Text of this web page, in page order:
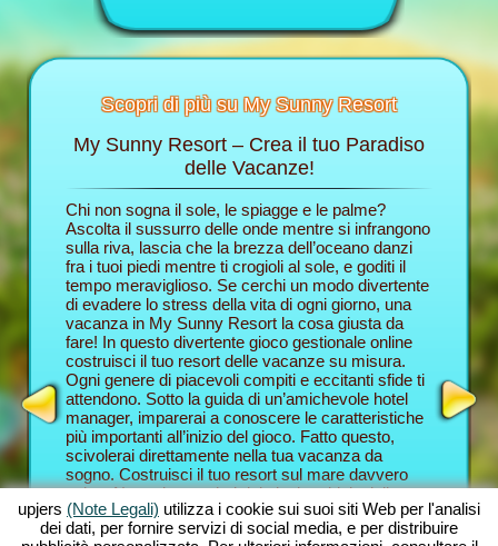
Scopri di più su My Sunny Resort
My Sunny Resort – Crea il tuo Paradiso
delle Vacanze!
Chi non sogna il sole, le spiagge e le palme?
Ascolta il sussurro delle onde mentre si infrangono
sulla riva, lascia che la brezza dell’oceano danzi
fra i tuoi piedi mentre ti crogioli al sole, e goditi il
tempo meraviglioso. Se cerchi un modo divertente
di evadere lo stress della vita di ogni giorno, una
vacanza in My Sunny Resort la cosa giusta da
fare! In questo divertente gioco gestionale online
costruisci il tuo resort delle vacanze su misura.
Ogni genere di piacevoli compiti e eccitanti sfide ti
attendono. Sotto la guida di un’amichevole hotel
manager, imparerai a conoscere le caratteristiche
più importanti all’inizio del gioco. Fatto questo,
scivolerai direttamente nella tua vacanza da
sogno. Costruisci il tuo resort sul mare davvero
unico. Naturalmente hai dei piani ambiziosi: il tuo
scopo in questa avventura gestionale online è
prenderti cura dei tuoi ospiti nel miglior modo
Nel
ruolo
delle
e ti
gioco
ospiti
con
forma
Compiti
gioco;
upjers (Note Legali) utilizza i cookie sui suoi siti Web per l'analisi
dei dati, per fornire servizi di social media, e per distribuire